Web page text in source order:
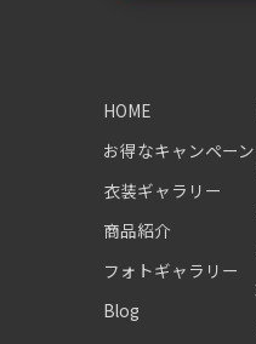
HOME
お得なキャンペーン
衣装ギャラリー
商品紹介
フォトギャラリー
Blog